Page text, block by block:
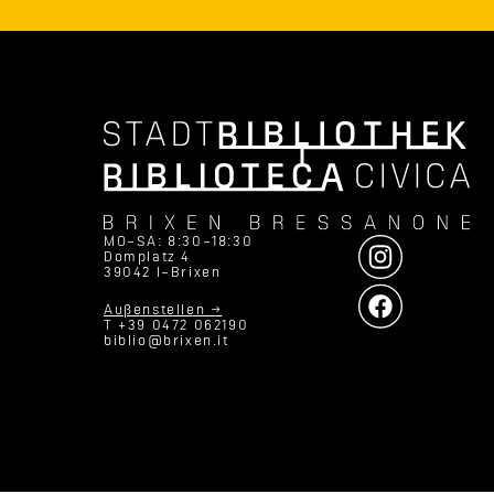
MO–SA: 8:30–18:30
Domplatz 4
39042 I–Brixen
Außenstellen →
T +39 0472 062190
biblio@brixen.it